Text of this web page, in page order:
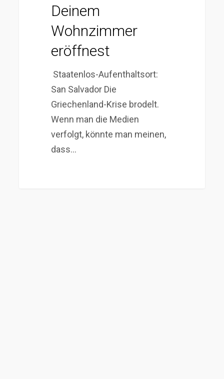
Deinem
Wohnzimmer
eröffnest
Staatenlos-Aufenthaltsort:
San Salvador Die
Griechenland-Krise brodelt.
Wenn man die Medien
verfolgt, könnte man meinen,
dass…